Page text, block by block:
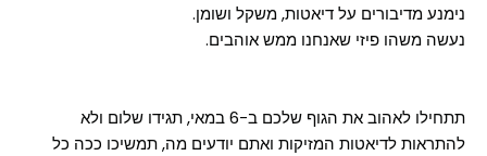
נימנע מדיבורים על דיאטות, משקל ושומן.
נעשה משהו פיזי שאנחנו ממש אוהבים.
תתחילו לאהוב את הגוף שלכם ב-6 במאי, תגידו שלום ולא
להתראות לדיאטות המזיקות ואתם יודעים מה, תמשיכו ככה כל